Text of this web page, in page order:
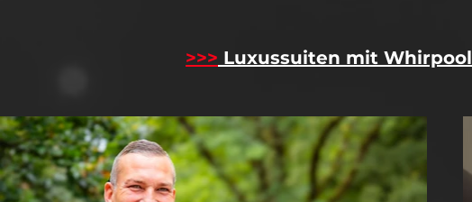
>>> Luxussuiten mit Whirpool